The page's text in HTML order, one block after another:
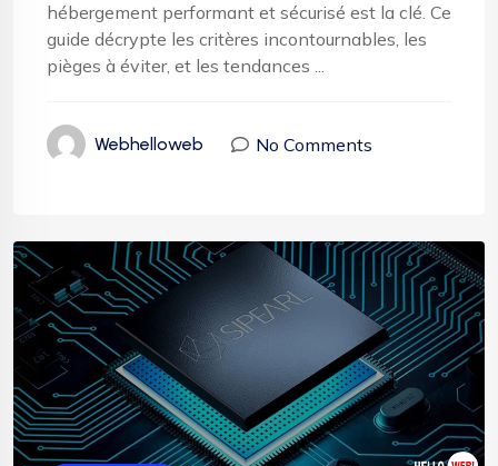
hébergement performant et sécurisé est la clé. Ce
guide décrypte les critères incontournables, les
pièges à éviter, et les tendances ...
Webhelloweb No Comments